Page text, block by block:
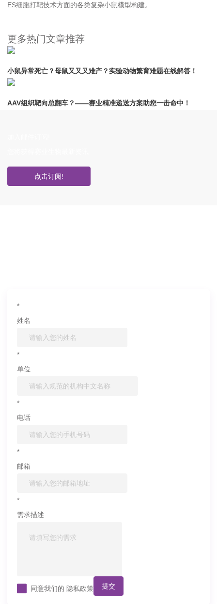
ES细胞打靶技术方面的各类复杂小鼠模型构建。
更多热门文章推荐
小鼠异常死亡？母鼠又又又难产？实验动物繁育难题在线解答！
AAV组织靶向总翻车？——赛业精准递送方案助您一击命中！
点击订阅!
*
姓名
*
单位
*
电话
*
邮箱
*
需求描述
同意我们的 隐私政策 提交